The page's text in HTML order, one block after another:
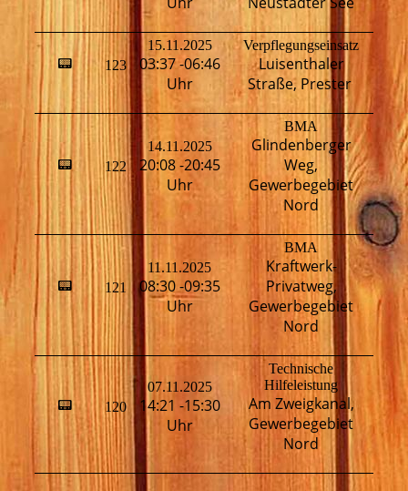
📟 123
15.11.2025
03:37 -06:46
Uhr
Verpflegungseinsatz
Luisenthaler
Straße, Prester
📟 122
14.11.2025
20:08 -20:45
Uhr
BMA
Glindenberger
Weg,
Gewerbegebiet
Nord
📟 121
11.11.2025
08:30 -09:35
Uhr
BMA
Kraftwerk-
Privatweg,
Gewerbegebiet
Nord
📟 120
07.11.2025
14:21 -15:30
Uhr
Technische
Hilfeleistung
Am Zweigkanal,
Gewerbegebiet
Nord